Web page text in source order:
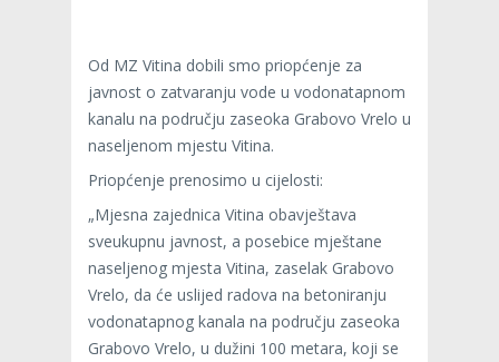
Od MZ Vitina dobili smo priopćenje za
javnost o zatvaranju vode u vodonatapnom
kanalu na području zaseoka Grabovo Vrelo u
naseljenom mjestu Vitina.
Priopćenje prenosimo u cijelosti:
„Mjesna zajednica Vitina obavještava
sveukupnu javnost, a posebice mještane
naseljenog mjesta Vitina, zaselak Grabovo
Vrelo, da će uslijed radova na betoniranju
vodonatapnog kanala na području zaseoka
Grabovo Vrelo, u dužini 100 metara, koji se